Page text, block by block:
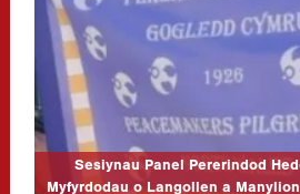
Sesiynau Panel Pererindod
Myfyrdodau o Langollen a
03/08/2026
Diolch yn fawr iawn i bawb a fynychodd
Cymru a Llafur i nodi canmlwyddiant
1926 ddydd Gwener y 10fed o Orffennaf.